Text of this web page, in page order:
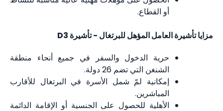
أو القطاع.
مزايا تأشيرة العامل المؤهل للبرتغال - تأشيرة D3
حرية الدخول والسفر في جميع أنحاء منطقة
الشنغن التي تضم 26 دولة.
إمكانية لمّ شمل الأسرة في البرتغال للأقارب
المباشرين.
الأهلية للحصول على الجنسية أو الإقامة الدائمة